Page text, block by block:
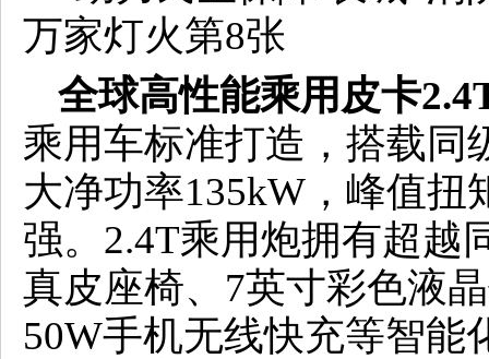
全球高性能乘用皮卡
乘用车标准打造，搭载同
大净功率135kW，峰值扭
强。2.4T乘用炮拥有超越
真皮座椅、7英寸彩色液
50W手机无线快充等智能